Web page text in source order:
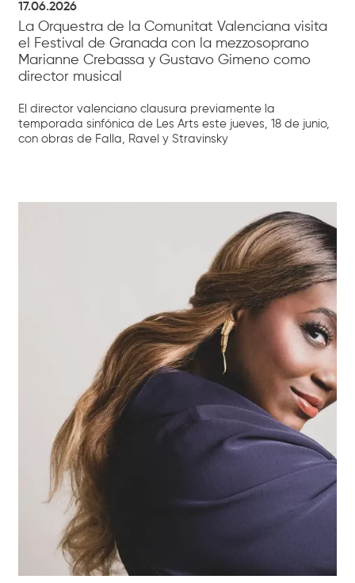
17.06.2026
La Orquestra de la Comunitat Valenciana visita
el Festival de Granada con la mezzosoprano
Marianne Crebassa y Gustavo Gimeno como
director musical
El director valenciano clausura previamente la
temporada sinfónica de Les Arts este jueves, 18 de junio,
con obras de Falla, Ravel y Stravinsky